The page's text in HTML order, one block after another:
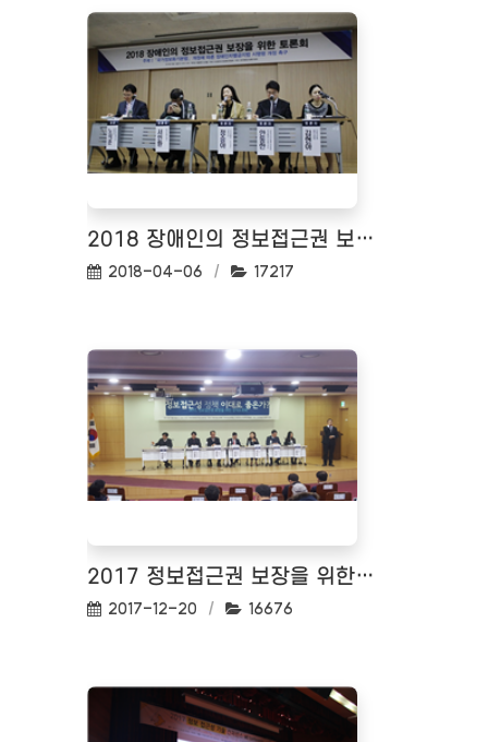
2018 장애인의 정보접근권 보장을 위한 토론회
작성일:
2018-04-06 조회수:
17217
2017 정보접근권 보장을 위한 정책 토론회
작성일:
2017-12-20 조회수:
16676